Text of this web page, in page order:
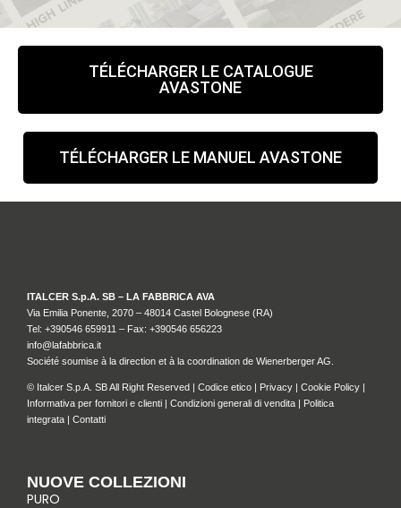
TÉLÉCHARGER LE CATALOGUE
AVASTONE
TÉLÉCHARGER LE MANUEL AVASTONE
ITALCER S.p.A. SB – LA FABBRICA AVA
Via Emilia Ponente, 2070 – 48014 Castel Bolognese (RA)
Tel: +390546 659911 – Fax: +390546 656223
info@lafabbrica.it
Société soumise à la direction et à la coordination de Wienerberger AG.
© Italcer S.p.A. SB All Right Reserved | Codice etico Privacy Cookie Policy
Informativa per fornitori e clienti
Condizioni generali di vendita
Politica
integrata
Contatti
NUOVE COLLEZIONI
PURO